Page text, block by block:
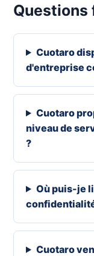
Questions
Cuotaro
d'entreprise
Cuotaro
niveau de
?
Où puis-je
Cuotaro